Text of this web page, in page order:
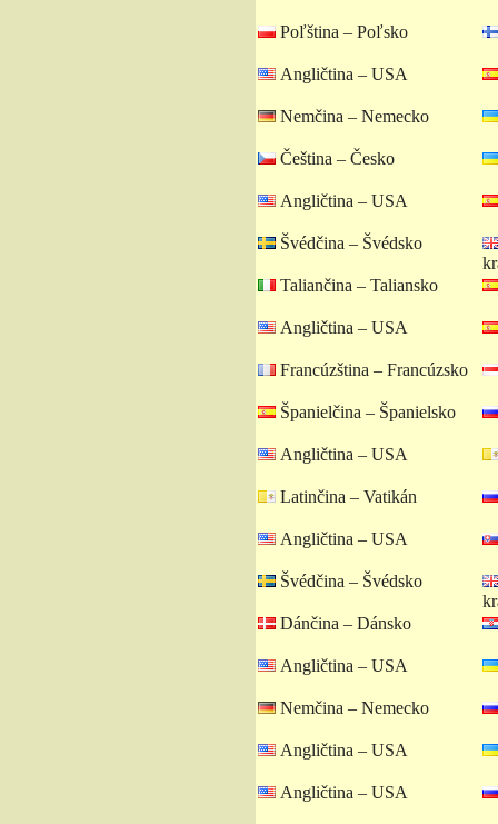
Poľština – Poľsko
Angličtina – USA
Nemčina – Nemecko
Čeština – Česko
Angličtina – USA
Švédčina – Švédsko
Taliančina – Taliansko
Angličtina – USA
Francúzština – Francúzsko
Španielčina – Španielsko
Angličtina – USA
Latinčina – Vatikán
Angličtina – USA
Švédčina – Švédsko
Dánčina – Dánsko
Angličtina – USA
Nemčina – Nemecko
Angličtina – USA
Angličtina – USA